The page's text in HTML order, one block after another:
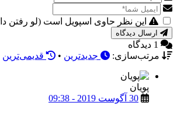
این نظر حاوی اسپویل است (لو رفتن
1 دیدگاه
مرتب‌سازی:
جدیدترین • قدیمی‌ترین
پویان
30 آگوست 2019 - 09:38